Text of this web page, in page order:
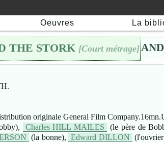
Oeuvres La
THE STORK [Court métrage] 🖯
1912 - THE BABY
originale General Film
Charles HILL MAILES (le père de
(la bonne), Edward DILLON